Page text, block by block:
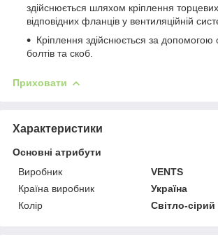
здійснюється шляхом кріплення
відповідних фланців у вентиляційній
Кріплення здійснюється за допомогою
болтів та скоб.
Приховати
Характеристики
Основні атрибути
Виробник
VENTS
Країна виробник
Україна
Колір
Світло-сірий